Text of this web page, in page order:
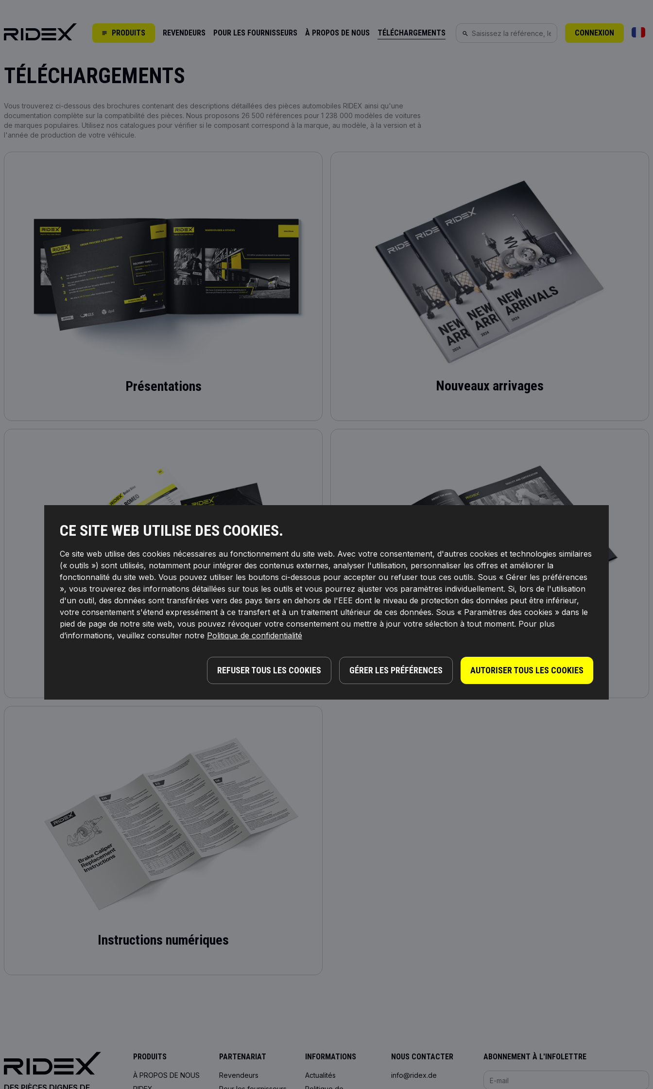
PRODUITS REVENDEURS POUR LES FOURNISSEURS À PROPOS DE NOUS TÉLÉCHARGEMENTS CONNEXION
CE SITE WEB UTILISE DES COOKIES.
Ce site web utilise des cookies nécessaires au fonctionnement du site web. Avec votre consentement, d'autres cookies et technologies similaires
(« outils ») sont utilisés, notamment pour intégrer des contenus externes, analyser l'utilisation, personnaliser les offres et améliorer la
fonctionnalité du site web. Vous pouvez utiliser les boutons ci-dessous pour accepter ou refuser tous ces outils. Sous « Gérer les préférences
», vous trouverez des informations détaillées sur tous les outils et vous pourrez ajuster vos paramètres individuellement. Si, lors de l'utilisation
d'un outil, des données sont transférées vers des pays tiers en dehors de l'EEE dont le niveau de protection des données peut être inférieur,
votre consentement s'étend expressément à ce transfert et à un traitement ultérieur de ces données. Sous « Paramètres des cookies » dans le
pied de page de notre site web, vous pouvez révoquer votre consentement ou mettre à jour votre sélection à tout moment. Pour plus
d’informations, veuillez consulter notre Politique de confidentialité
REFUSER TOUS LES COOKIES GÉRER LES PRÉFÉRENCES AUTORISER TOUS LES COOKIES
TÉLÉCHARGEMENTS
Vous trouverez ci-dessous des brochures contenant des descriptions détaillées des pièces automobiles RIDEX ainsi qu'une
documentation complète sur la compatibilité des pièces. Nous proposons 26 500 références pour 1 238 000 modèles de voitures
de marques populaires. Utilisez nos catalogues pour vérifier si le composant correspond à la marque, au modèle, à la version et à
l'année de production de votre véhicule.
Présentations Nouveaux arrivages
Brochures
Instructions numériques
PRODUITS
À PROPOS DE NOUS
PARTENARIAT
Revendeurs
INFORMATIONS
Actualités
NOUS CONTACTER
info@ridex.de
ABONNEMENT À L'INFOLETTRE